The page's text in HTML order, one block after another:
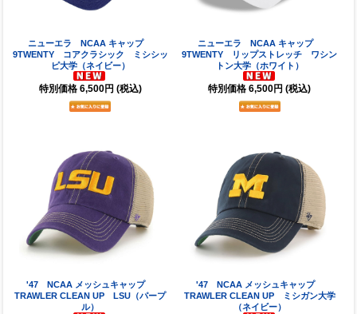
ニューエラ NCAA キャップ
9TWENTY コアクラシック ミシシッ
ピ大学（ネイビー）
特別価格 6,500円 (税込)
ニューエラ NCAA キャップ
9TWENTY リップストレッチ ワシン
トン大学（ホワイト）
特別価格 6,500円 (税込)
'47 NCAA メッシュキャップ
TRAWLER CLEAN UP LSU（パープ
ル）
'47 NCAA メッシュキャップ
TRAWLER CLEAN UP ミシガン大学
（ネイビー）